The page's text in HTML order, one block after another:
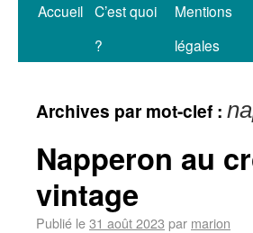
Accueil C’est quoi
?
Mentions
légales
Archives par mot-clef :
Napperon au
vintage
Publié le31 août 2023 par marion